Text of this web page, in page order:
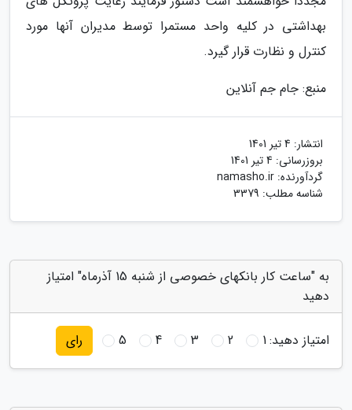
بهداشتی در کلیه واحد مستمرا توسط مدیران آنها مورد
کنترل و نظارت قرار گیرد.
منبع: جام جم آنلاین
انتشار: 4 تیر 1401
بروزرسانی: 4 تیر 1401
گردآورنده: namasho.ir
شناسه مطلب: 3379
به "ساعت کار بانکهای خصوصی از شنبه 15 آذرماه" امتیاز
دهید
امتیاز دهید:1
2
3
4
5 رای